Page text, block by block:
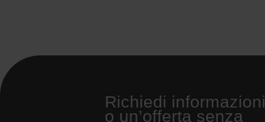
Richiedi informazioni